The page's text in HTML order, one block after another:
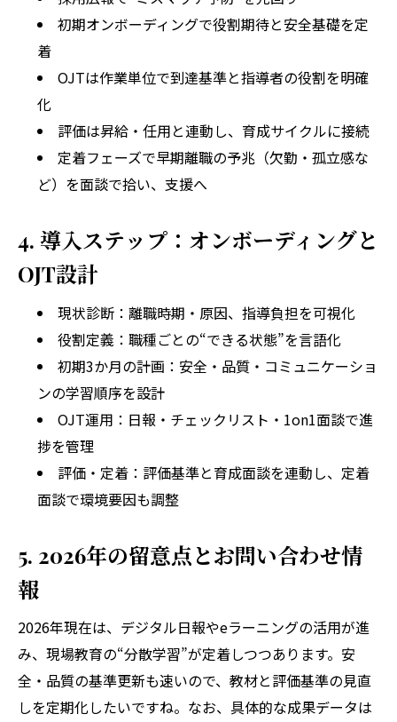
初期オンボーディングで役割期待と安全基礎を定
着
OJTは作業単位で到達基準と指導者の役割を明確
化
評価は昇給・任用と連動し、育成サイクルに接続
定着フェーズで早期離職の予兆（欠勤・孤立感な
ど）を面談で拾い、支援へ
4. 導入ステップ：オンボーディングと
OJT設計
現状診断：離職時期・原因、指導負担を可視化
役割定義：職種ごとの“できる状態”を言語化
初期3か月の計画：安全・品質・コミュニケーショ
ンの学習順序を設計
OJT運用：日報・チェックリスト・1on1面談で進
捗を管理
評価・定着：評価基準と育成面談を連動し、定着
面談で環境要因も調整
5. 2026年の留意点とお問い合わせ情
報
2026年現在は、デジタル日報やeラーニングの活用が進
み、現場教育の“分散学習”が定着しつつあります。安
全・品質の基準更新も速いので、教材と評価基準の見直
しを定期化したいですね。なお、具体的な成果データは